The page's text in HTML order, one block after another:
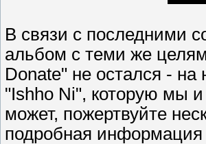
В связи с последними
альбом с теми же
Donate" не остался -
"Ishho Ni", которую мы
может, пожертвуйте
подробная информация